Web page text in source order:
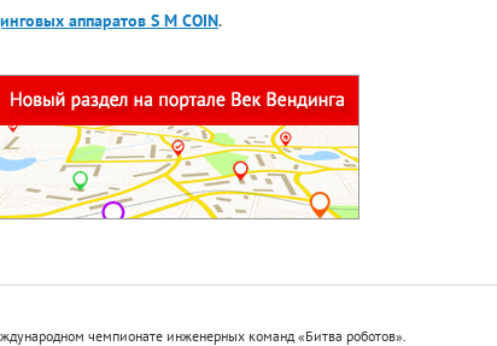
аппаратов S M COIN.
чемпионате инженерных команд «Битва роботов».